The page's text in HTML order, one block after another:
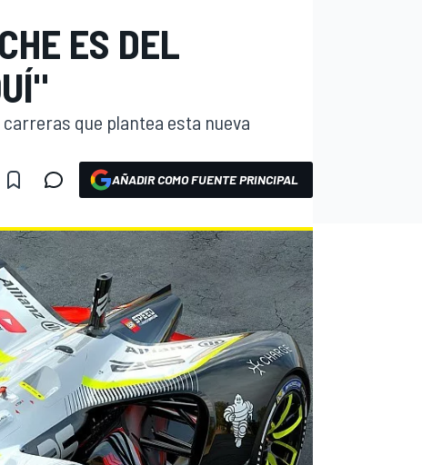
ES DEL
que plantea esta nueva
AÑADIR COMO FUENTE PRINCIPAL